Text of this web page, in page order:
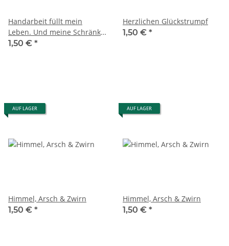
Handarbeit füllt mein
Leben. Und meine Schränke
und meine…
1,50 € *
Herzlichen Glückstrumpf
1,50 € *
AUF LAGER
Himmel, Arsch & Zwirn
1,50 € *
AUF LAGER
Himmel, Arsch & Zwirn
1,50 € *